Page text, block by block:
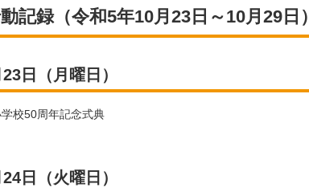
記録（令和5年10月23日～10月29日）
日（月曜日）
校50周年記念式典
日（火曜日）